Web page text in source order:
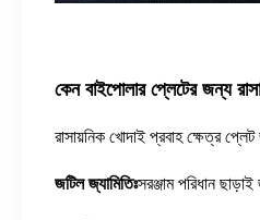
কেন বাইপোলার প্লেটের জন্য
রাসায়নিক খোদাই প্রবাহ ক্ষেত্র
জটিল জ্যামিতিঃসরঞ্জাম পরিধান